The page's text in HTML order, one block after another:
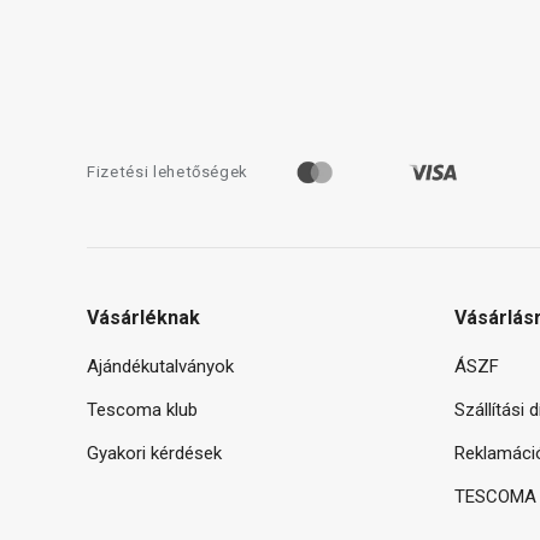
Fizetési lehetőségek
Vásárléknak
Ajándékutalványok
Tescoma klub
Gyakori kérdések
ÁSZF
Szállítási